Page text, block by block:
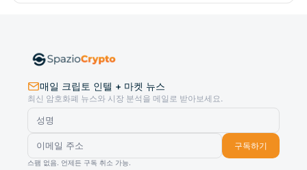
매일 크립토 인텔 + 마켓 뉴스
최신 암호화폐 뉴스와 시장 분석을 메일로 받아보세요.
구독하기
스팸 없음. 언제든 구독 취소 가능.